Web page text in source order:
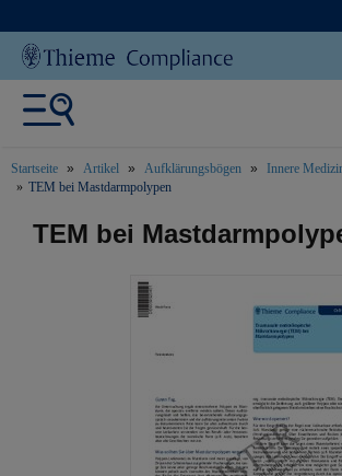
Startseite Artikel Aufklärungsbögen
Innere
TEM bei Mastdarmpolypen
text.skipToContent
text.skipToNavigation
TEM bei